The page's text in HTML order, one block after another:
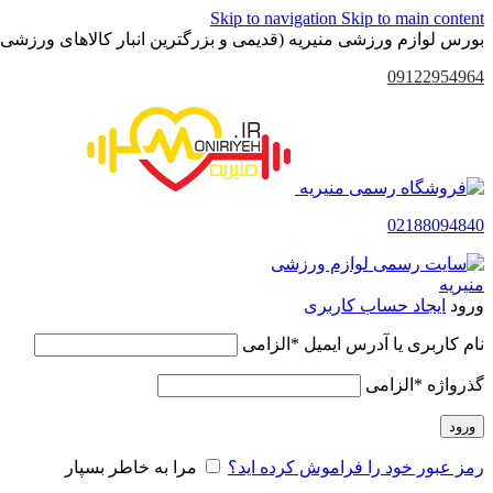
Skip to navigation Skip to main content
بورس لوازم ورزشی منیریه (قدیمی و بزرگترین انبار کالاهای ورزشی
09122954964
02188094840
ورود ایجاد حساب کاربری
نام کاربری یا آدرس ایمیل * الزامی
گذرواژه * الزامی
ورود
رمز عبور خود را فراموش کرده اید؟ مرا به خاطر بسپار